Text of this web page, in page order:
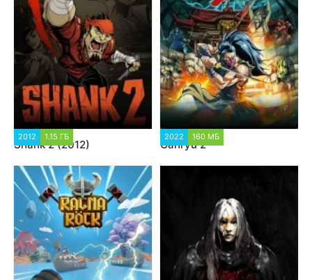
2012 1.15 ГБ
Shank 2 (2012)
2022 160 МБ
Ganryu 2